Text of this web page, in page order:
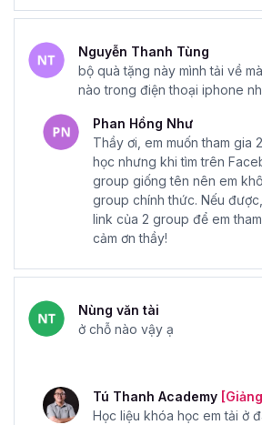
Nguyễn Thanh Tùng
bộ quà tặng này mình tải về
nào trong điện thoại iphone
Phan Hồng Như
Thầy ơi, em muốn tham gia
học nhưng khi tìm trên
group giống tên nên em
group chính thức. Nếu
link của 2 group để em
cảm ơn thầy!
Nùng văn tài
ở chỗ nào vậy ạ
Tú Thanh Academy
Học liệu khóa học em tải ở